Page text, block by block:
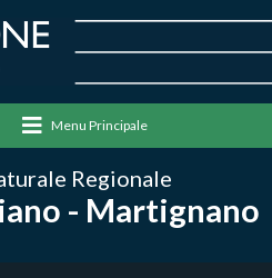
Menu Principale
Regionale
- Martignano